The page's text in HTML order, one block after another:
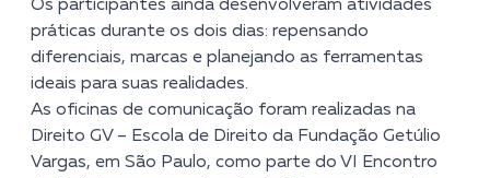
Os participantes ainda desenvolveram atividades
práticas durante os dois dias: repensando
diferenciais, marcas e planejando as ferramentas
ideais para suas realidades.
As oficinas de comunicação foram realizadas na
Direito GV – Escola de Direito da Fundação Getúlio
Vargas, em São Paulo, como parte do VI Encontro